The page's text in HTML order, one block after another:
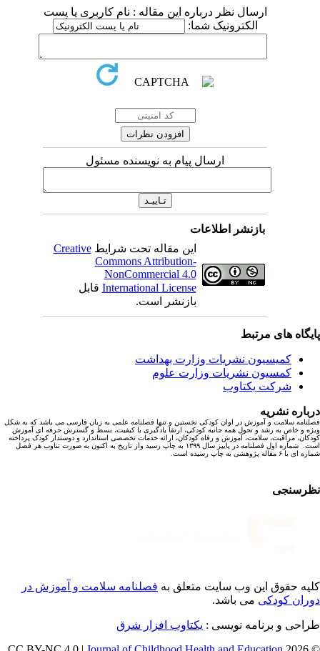
ارسال نظر درباره این مقاله : نام کاربری یا پست
الکترونیک شما:
ارسال پیام به نویسنده مسئول
بازنشر اطلاعات
این مقاله تحت شرایطCreative
Commons Attribution-
NonCommercial 4.0
International Licenseقابل
بازنشر است.
های مرتبط
کمیسیون نشریات وزارت بهداشت
کمسیون نشریات وزارت علوم
شرکت یکتاوب
نشریه
سلامت و آموزش در اوان کودکی نخستین و تنها فصلنامه علمی به زبان فارسی می باشد که به شکل
و خاص به رشد و تحول همه جانبه کودکی، ارتقا یادگیری با کیفیت، بسط و گسترش حرفه ای آموزش
مراقبت، سلامت، آموزش و رفاه کودکان، ارائه خدمات تخصصی استاندارد و دوستدار کودک پرداخته
است. شماره اول فصلنامه در پاییز سال ۱۳۹۹ به چاپ رسید واز تاریخ به اکنون به صورت تناوب هر فصل
۶ مقاله پژوهشی به چاپ رسیده است.
حقوق این وب سایت متعلق بهفصلنامه سلامت و آموزش در
کودکیمی باشد.
و برنامه نویسی : یکتاوب افزار شرق